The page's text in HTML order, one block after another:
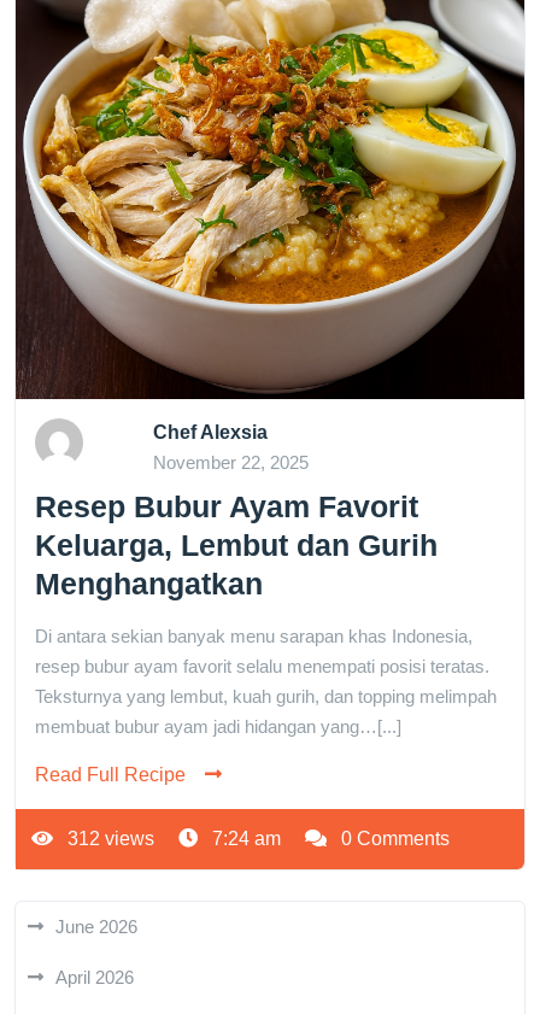
Chef Alexsia
November 22, 2025
Resep Bubur Ayam Favorit
Keluarga, Lembut dan Gurih
Menghangatkan
Di antara sekian banyak menu sarapan khas Indonesia,
resep bubur ayam favorit selalu menempati posisi teratas.
Teksturnya yang lembut, kuah gurih, dan topping melimpah
membuat bubur ayam jadi hidangan yang…[...]
Read Full Recipe
312 views 7:24 am 0 Comments
June 2026
April 2026